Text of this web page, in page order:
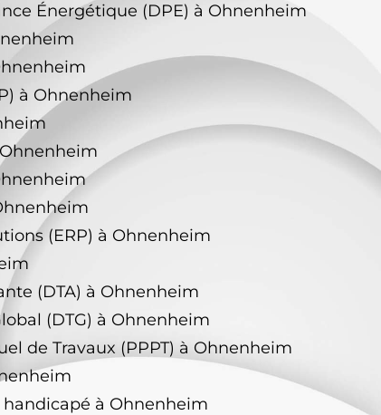
Énergétique (DPE) à Ohnenheim
à Ohnenheim
(ERP) à Ohnenheim
(DTA) à Ohnenheim
(DTG) à Ohnenheim
de Travaux (PPPT) à Ohnenheim
à Ohnenheim